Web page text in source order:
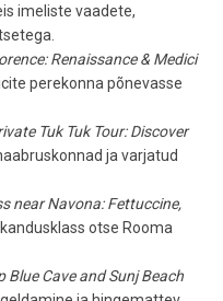
imeliste vaadete,
Renaissance & Medici
perekonna põnevasse
Tuk Tuk Tour: Discover
ja varjatud
near Navona: Fettuccine,
otse Rooma
Blue Cave and Sunj Beach